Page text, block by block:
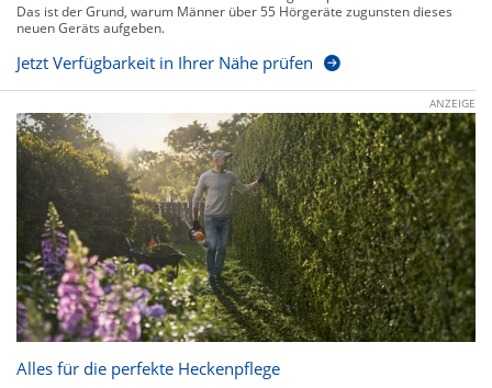
Das ist der Grund, warum Männer über 55 Hörgeräte zugunsten dieses
neuen Geräts aufgeben.
Jetzt Verfügbarkeit in Ihrer Nähe prüfen
ANZEIGE
Alles für die perfekte Heckenpflege